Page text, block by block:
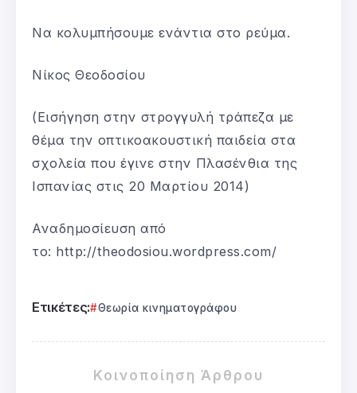
Να κολυμπήσουμε ενάντια στο ρεύμα.
Νίκος Θεοδοσίου
(Εισήγηση στην στρογγυλή τράπεζα με
θέμα την οπτικοακουστική παιδεία στα
σχολεία που έγινε στην Πλασένθια της
Ισπανίας στις 20 Μαρτίου 2014)
Αναδημοσίευση από
το: http://theodosiou.wordpress.com/
Ετικέτες: Θεωρία κινηματογράφου
Κοινοποίηση Άρθρου